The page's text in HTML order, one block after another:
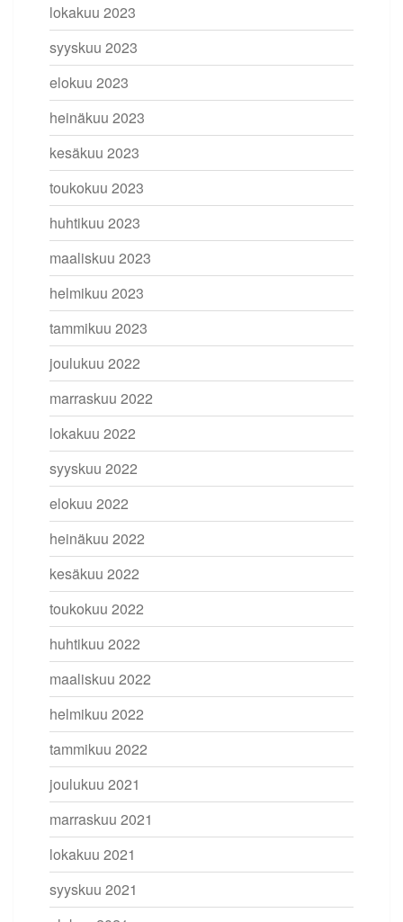
lokakuu 2023
syyskuu 2023
elokuu 2023
heinäkuu 2023
kesäkuu 2023
toukokuu 2023
huhtikuu 2023
maaliskuu 2023
helmikuu 2023
tammikuu 2023
joulukuu 2022
marraskuu 2022
lokakuu 2022
syyskuu 2022
elokuu 2022
heinäkuu 2022
kesäkuu 2022
toukokuu 2022
huhtikuu 2022
maaliskuu 2022
helmikuu 2022
tammikuu 2022
joulukuu 2021
marraskuu 2021
lokakuu 2021
syyskuu 2021